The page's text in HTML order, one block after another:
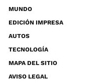
MUNDO
EDICIÓN IMPRESA
AUTOS
TECNOLOGÍA
MAPA DEL SITIO
AVISO LEGAL